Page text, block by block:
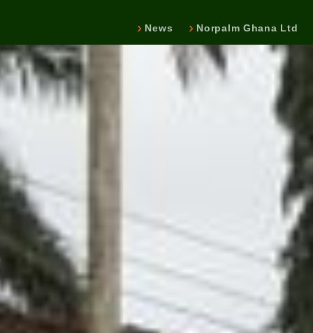
News Norpalm Ghana Ltd